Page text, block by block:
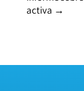
activa →